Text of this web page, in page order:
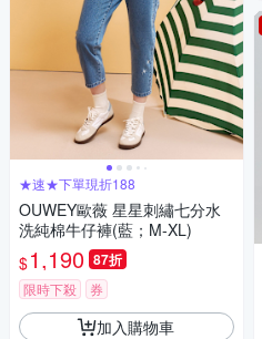
★速★下單現折188
OUWEY歐薇 星星刺繡七分水
洗純棉牛仔褲(藍；M-XL)
$1,190 87折
限時下殺 券
加入購物車